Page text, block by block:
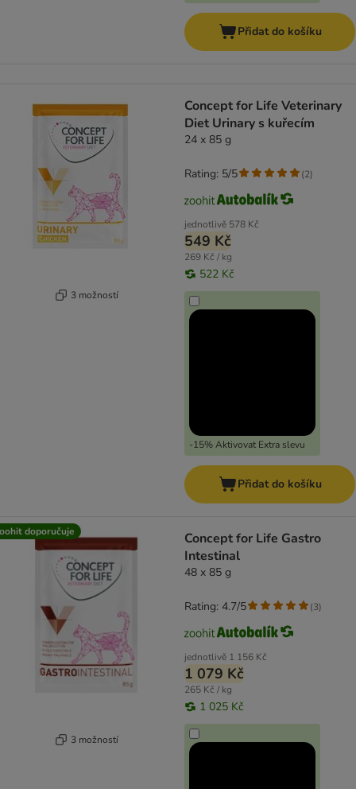
Přidat do košíku
3 možností
Concept for Life Veterinary
Diet Urinary s kuřecím
24 x 85 g
jednotlivě 578 Kč
549 Kč
269 Kč / kg
522 Kč
-15% Aktivovat Extra slevu
Rating: 5/5 (2)
Přidat do košíku
doporučuje
3 možností
Concept for Life Gastro
Intestinal
48 x 85 g
jednotlivě 1 156 Kč
1 079 Kč
265 Kč / kg
1 025 Kč
Rating: 4.7/5 (3)